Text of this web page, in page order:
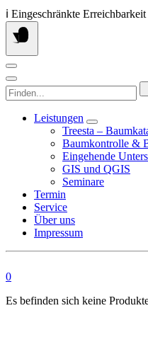
Springen
Sie
zum
ℹ️ Eingeschränkte
Finden...
Leistungen
Treesta –
Baumkontrolle &
Eingehende
GIS und QGIS
Seminare
Termin
Service
Über uns
Impressum
0
Es befinden sich keine